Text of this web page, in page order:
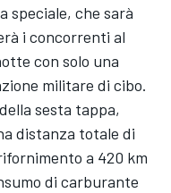
speciale, che sarà
i concorrenti al
con solo una
militare di cibo.
sesta tappa,
distanza totale di
a 420 km
di carburante